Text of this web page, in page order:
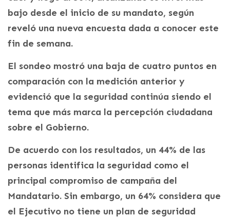
bajo desde el inicio de su mandato, según
reveló una nueva encuesta dada a conocer este
fin de semana.
El sondeo mostró una baja de cuatro puntos en
comparación con la medición anterior y
evidenció que la seguridad continúa siendo el
tema que más marca la percepción ciudadana
sobre el Gobierno.
De acuerdo con los resultados, un 44% de las
personas identifica la seguridad como el
principal compromiso de campaña del
Mandatario. Sin embargo, un 64% considera que
el Ejecutivo no tiene un plan de seguridad